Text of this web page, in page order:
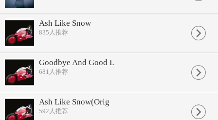
Ash Like Snow
835 人推荐
Goodbye And Good L
681 人推荐
Ash Like Snow(Orig
592 人推荐